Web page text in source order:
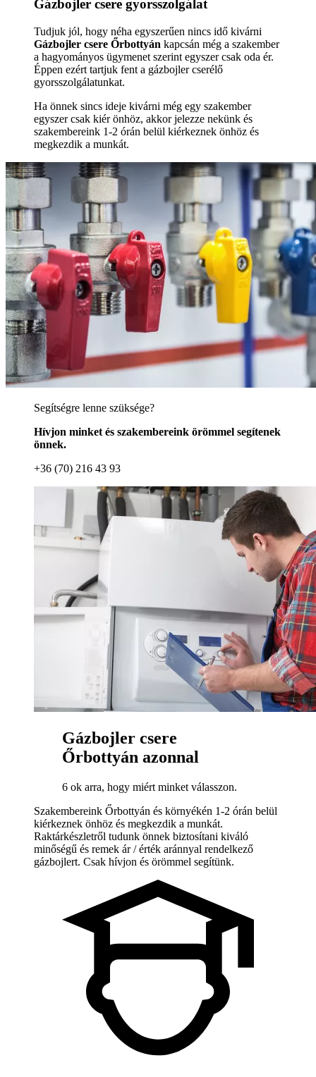
Gázbojler csere gyorsszolgálat
Tudjuk jól, hogy néha egyszerűen nincs idő kivárni
Gázbojler csere Őrbottyán kapcsán még a szakember
a hagyományos ügymenet szerint egyszer csak oda ér.
Éppen ezért tartjuk fent a gázbojler cserélő
gyorsszolgálatunkat.
Ha önnek sincs ideje kivárni még egy szakember
egyszer csak kiér önhöz, akkor jelezze nekünk és
szakembereink 1-2 órán belül kiérkeznek önhöz és
megkezdik a munkát.
Segítségre lenne szüksége?
Hívjon minket és szakembereink örömmel segítenek
önnek.
+36 (70) 216 43 93
Gázbojler csere
Őrbottyán azonnal
6 ok arra, hogy miért minket válasszon.
Szakembereink Őrbottyán és környékén 1-2 órán belül
kiérkeznek önhöz és megkezdik a munkát.
Raktárkészletről tudunk önnek biztosítani kiváló
minőségű és remek ár / érték aránnyal rendelkező
gázbojlert. Csak hívjon és örömmel segítünk.